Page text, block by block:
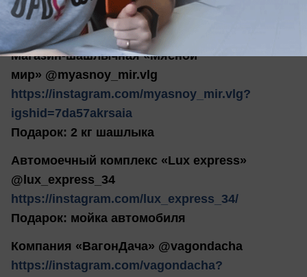
Подарок: безлимитный абонемент в
тренажерный зал на месяц
Магазин-шашлычная «Мясной
мир» @myasnoy_mir.vlg
https://instagram.com/myasnoy_mir.vlg?
igshid=7da57akrsaia
Подарок: 2 кг шашлыка
Автомоечный комплекс «Lux express»
@lux_express_34
https://instagram.com/lux_express_34/
Подарок: мойка автомобиля
Компания «ВагонДача» @vagondacha
https://instagram.com/vagondacha?